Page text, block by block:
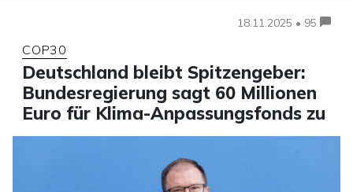
18.11.2025 • 95
COP30
Deutschland bleibt Spitzengeber:
Bundesregierung sagt 60 Millionen
Euro für Klima-Anpassungsfonds zu